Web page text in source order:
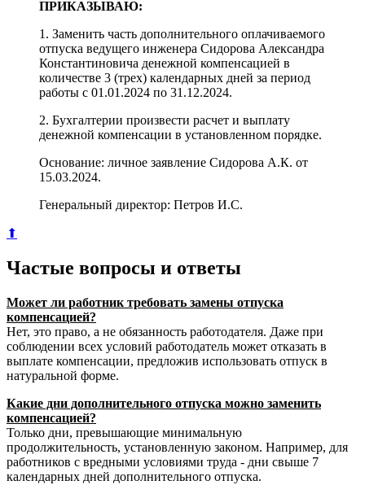
ПРИКАЗЫВАЮ:
1. Заменить часть дополнительного оплачиваемого
отпуска ведущего инженера Сидорова Александра
Константиновича денежной компенсацией в
количестве 3 (трех) календарных дней за период
работы с 01.01.2024 по 31.12.2024.
2. Бухгалтерии произвести расчет и выплату
денежной компенсации в установленном порядке.
Основание: личное заявление Сидорова А.К. от
15.03.2024.
Генеральный директор: Петров И.С.
⬆
Частые вопросы и ответы
Может ли работник требовать замены отпуска
компенсацией?
Нет, это право, а не обязанность работодателя. Даже при
соблюдении всех условий работодатель может отказать в
выплате компенсации, предложив использовать отпуск в
натуральной форме.
Какие дни дополнительного отпуска можно заменить
компенсацией?
Только дни, превышающие минимальную
продолжительность, установленную законом. Например, для
работников с вредными условиями труда - дни свыше 7
календарных дней дополнительного отпуска.